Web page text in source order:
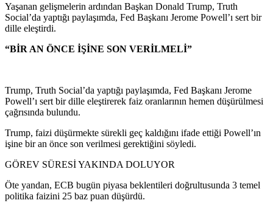
Yaşanan gelişmelerin ardından Başkan Donald Trump, Truth
Social’da yaptığı paylaşımda, Fed Başkanı Jerome Powell’ı sert bir
dille eleştirdi.
“BİR AN ÖNCE İŞİNE SON VERİLMELİ”
Trump, Truth Social’da yaptığı paylaşımda, Fed Başkanı Jerome
Powell’ı sert bir dille eleştirerek faiz oranlarının hemen düşürülmesi
çağrısında bulundu.
Trump, faizi düşürmekte sürekli geç kaldığını ifade ettiği Powell’ın
işine bir an önce son verilmesi gerektiğini söyledi.
GÖREV SÜRESİ YAKINDA DOLUYOR
Öte yandan, ECB bugün piyasa beklentileri doğrultusunda 3 temel
politika faizini 25 baz puan düşürdü.